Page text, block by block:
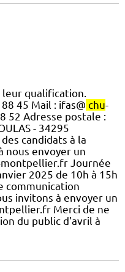
qualification.
45 Mail : ifas@ chu-
52 Adresse postale :
- 34295
candidats à la
nous envoyer un
Journée
2025 de 10h à 15h
communication
invitons à envoyer un
Merci de ne
du public d'avril à